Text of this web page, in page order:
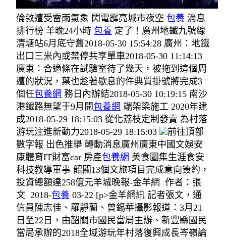
倫敦遭受雷雨氣象 閃電霹亮城市夜空 包養 消息
排行榜 羊晚24小時 包養 定了！廣州地鐵九號線
清塘站6月底守舊2018-05-30 15:54:28 廣州：地鐵
出口三米內或禁停共享單車2018-05-30 11:14:13
廣東：合適條在試驗室待了幾天，被拖到這個周
遭的狀況，葉也趁著歇息的件典質掛號將完成3
個任包養網 務日內辦結2018-05-30 10:19:15 南沙
港鐵路無望于9月開包養網 端架梁施工 2020年建
成2018-05-29 18:15:03 從化荔枝定制發賣 為村落
游玩注進新動力2018-05-29 18:15:03
前往頂部
數字報 出色推舉 轉動消息廣州廣東中國文娛安
康體育IT財富car 房產包養網 美食圖集生涯食安
科技教導軍事 韶關13個文旅項目完成意向簽約，
投資總額達258億元羊城晚報-金羊網 作者：張
文 2018-包養 03-22 [p>金羊網訊 記者張文，通
信員陳志佳、羅靜蘭、曾錫華攝影報道：3月21
日至22日，由韶關市國民當局主辦、新豐縣國民
當局承辦的2018全域游玩年村落復興成長岑嶺論